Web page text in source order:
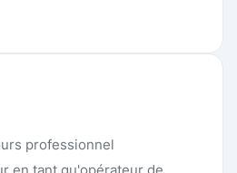
professionnel